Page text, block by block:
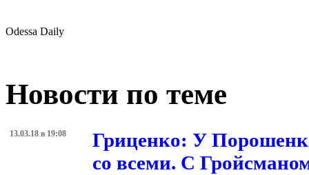
Odessa Daily
Новости по теме
13.03.18 в 19:08
Гриценко: У
со всеми. С